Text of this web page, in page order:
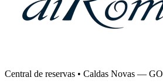
Central de reservas • Caldas Novas — GO